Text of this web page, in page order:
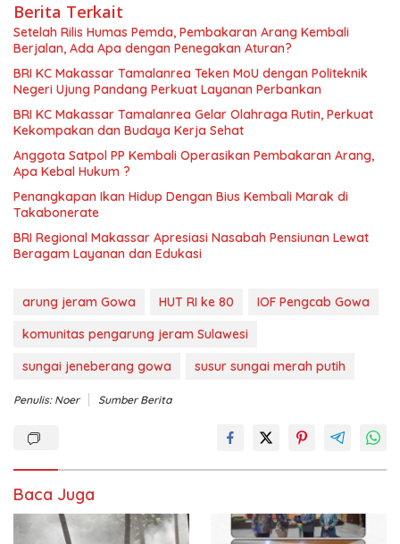
Berita Terkait
Setelah Rilis Humas Pemda, Pembakaran Arang Kembali
Berjalan, Ada Apa dengan Penegakan Aturan?
BRI KC Makassar Tamalanrea Teken MoU dengan Politeknik
Negeri Ujung Pandang Perkuat Layanan Perbankan
BRI KC Makassar Tamalanrea Gelar Olahraga Rutin, Perkuat
Kekompakan dan Budaya Kerja Sehat
Anggota Satpol PP Kembali Operasikan Pembakaran Arang,
Apa Kebal Hukum ?
Penangkapan Ikan Hidup Dengan Bius Kembali Marak di
Takabonerate
BRI Regional Makassar Apresiasi Nasabah Pensiunan Lewat
Beragam Layanan dan Edukasi
arung jeram Gowa HUT RI ke 80
IOF Pengcab Gowa
komunitas pengarung jeram Sulawesi
sungai jeneberang gowa
susur sungai merah putih
Penulis: Noer Sumber Berita
Baca Juga